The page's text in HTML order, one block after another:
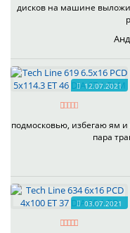
дисков на машине
12.07.2021
подмосковью, избегаю ям и
пара
03.07.2021